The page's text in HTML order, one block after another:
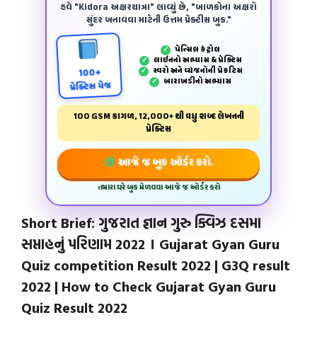
હવે "Kidora અક્ષરયાત્રા" લાવ્યું છે, "બાળકોના અક્ષરો
સુંદર બનાવવા માટેની ઉત્તમ પ્રેક્ટીસ બુક."
100+
પ્રેક્ટિસ પેજ
✓ પેન્‍સિલ કંટ્રોલ
✓ લાઈનનો અભ્યાસ & પ્રેક્ટિસ
✓ સ્વરો અને વ્યંજનોની પ્રેકટિસ
✓ બારાખડીનો અભ્યાસ
100 GSM કાગળ, 12,000+ થી વધુ શબ્દ લેખનની
પ્રેક્ટિસ
આજે જ બુક ઓર્ડર કરો.
તમારા ઘરે બુક મેળવવા આજે જ ઓર્ડર કરો
Short Brief: ગુજરાત જ્ઞાન ગુરુ ક્વિઝ દસમા
સપ્તાહનું પરિણામ 2022 । Gujarat Gyan Guru
Quiz competition Result 2022 | G3Q result
2022 | How to Check Gujarat Gyan Guru
Quiz Result 2022